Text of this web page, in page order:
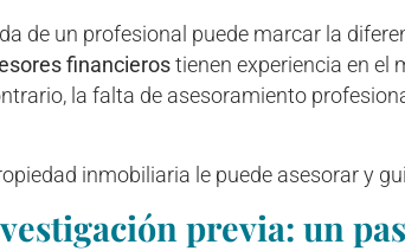
de un profesional puede marcar la
financieros tienen experiencia en el
la falta de asesoramiento
inmobiliaria le puede asesorar y
previa: un